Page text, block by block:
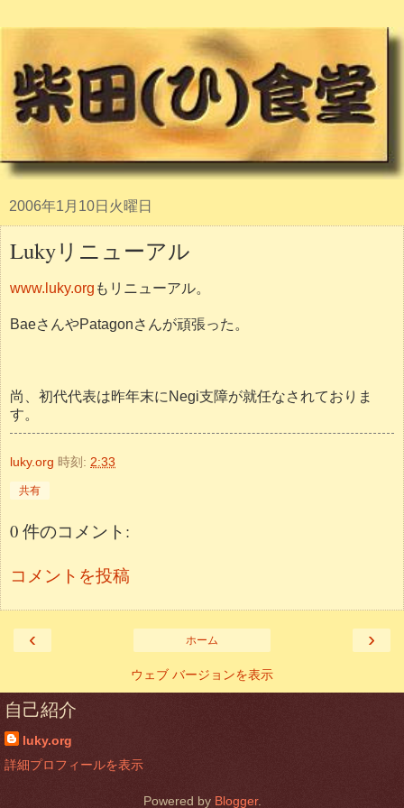
2006年1月10日火曜日
Lukyリニューアル
www.luky.org もリニューアル。
BaeさんやPatagonさんが頑張った。
尚、初代代表は昨年末にNegi支障が就任なされておりま
す。
luky.org 時刻: 2:33
共有
0 件のコメント:
コメントを投稿
‹ ›
ホーム
ウェブ バージョンを表示
自己紹介
luky.org
詳細プロフィールを表示
Powered by Blogger.